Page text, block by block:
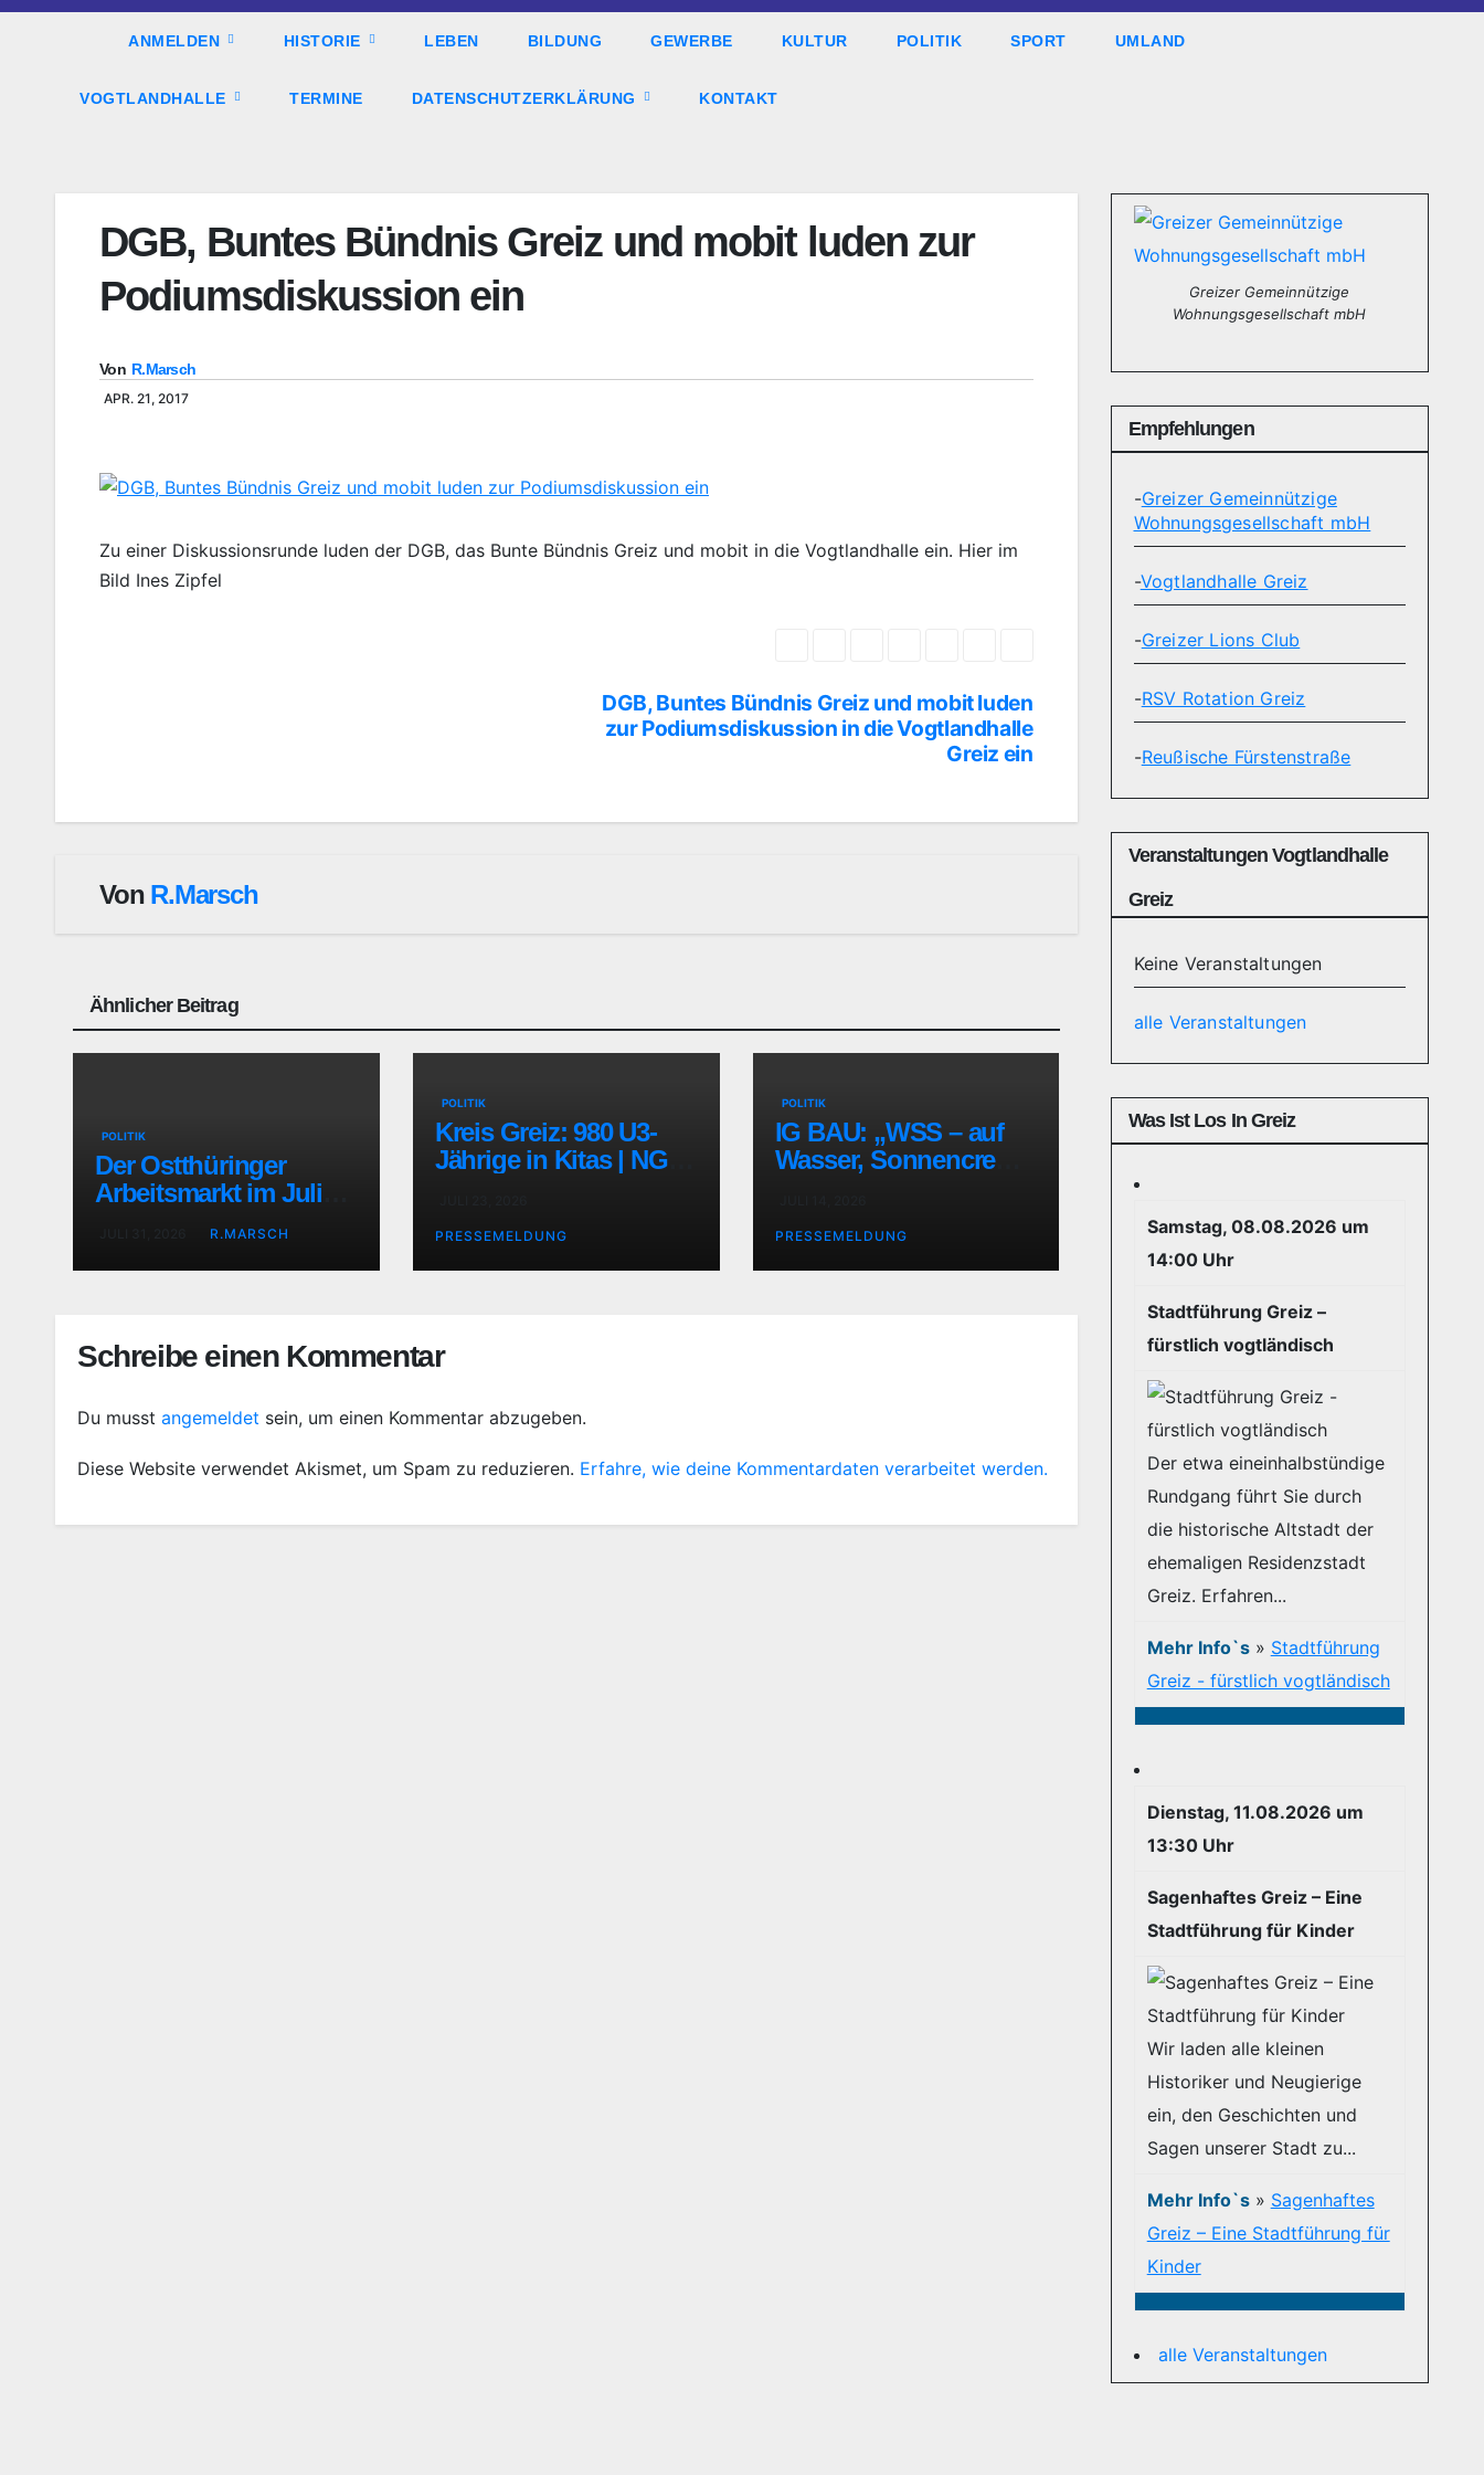
ANMELDEN HISTORIE LEBEN BILDUNG GEWERBE KULTUR POLITIK SPORT UMLAND
VOGTLANDHALLE TERMINE DATENSCHUTZERKLÄRUNG KONTAKT
DGB, Buntes Bündnis Greiz und mobit luden zur
Podiumsdiskussion ein
Von R.Marsch
APR. 21, 2017
Zu einer Diskussionsrunde luden der DGB, das Bunte Bündnis Greiz und mobit in die Vogtlandhalle ein. Hier im
Bild Ines Zipfel
DGB, Buntes Bündnis Greiz und mobit luden
zur Podiumsdiskussion in die Vogtlandhalle
Greiz ein
Von R.Marsch
Ähnlicher Beitrag
POLITIK
Der Ostthüringer
Arbeitsmarkt im Juli
R.MARSCH
POLITIK
Kreis Greiz: 980 U3-
Jährige in Kitas | NGG
PRESSEMELDUNG
POLITIK
IG BAU: „WSS – auf
Wasser, Sonnencreme
PRESSEMELDUNG
Schreibe einen Kommentar
Du musst angemeldet sein, um einen Kommentar abzugeben.
Diese Website verwendet Akismet, um Spam zu reduzieren. Erfahre, wie deine Kommentardaten verarbeitet werden.
Greizer Gemeinnützige
Wohnungsgesellschaft mbH
Empfehlungen
-Greizer Gemeinnützige
Wohnungsgesellschaft mbH
-Vogtlandhalle Greiz
-Greizer Lions Club
-RSV Rotation Greiz
-Reußische Fürstenstraße
Veranstaltungen Vogtlandhalle
Greiz
Keine Veranstaltungen
alle Veranstaltungen
Was Ist Los In Greiz
Samstag, 08.08.2026 um
14:00 Uhr
Stadtführung Greiz –
fürstlich vogtländisch
Der etwa eineinhalbstündige
Rundgang führt Sie durch
die historische Altstadt der
ehemaligen Residenzstadt
Greiz. Erfahren...
Mehr Info`s» Stadtführung
Greiz - fürstlich vogtländisch
Dienstag, 11.08.2026 um
13:30 Uhr
Sagenhaftes Greiz – Eine
Stadtführung für Kinder
Wir laden alle kleinen
Historiker und Neugierige
ein, den Geschichten und
Sagen unserer Stadt zu...
Mehr Info`s» Sagenhaftes
Greiz – Eine Stadtführung für
Kinder
alle Veranstaltungen